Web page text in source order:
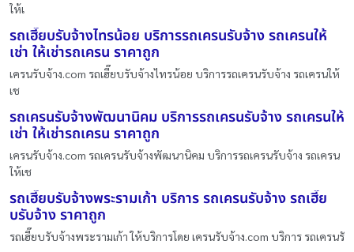
ให้เ
รถเฮี๊ยบรับจ้างไทรน้อย บริการรถเครนรับจ้าง รถเครนให้
เช่า ให้เช่ารถเครน ราคาถูก
เครนรับจ้าง.com รถเฮี๊ยบรับจ้างไทรน้อย บริการรถเครนรับจ้าง รถเครนให้
เช
รถเครนรับจ้างพัฒนานิคม บริการรถเครนรับจ้าง รถเครนให้
เช่า ให้เช่ารถเครน ราคาถูก
เครนรับจ้าง.com รถเครนรับจ้างพัฒนานิคม บริการรถเครนรับจ้าง รถเครน
ให้เช
รถเฮี๊ยบรับจ้างพระรามเก้า บริการ รถเครนรับจ้าง รถเฮี๊ย
บรับจ้าง ราคาถูก
รถเฮี๊ยบรับจ้างพระรามเก้า ให้บริการโดย เครนรับจ้าง.com บริการ รถเครนรั